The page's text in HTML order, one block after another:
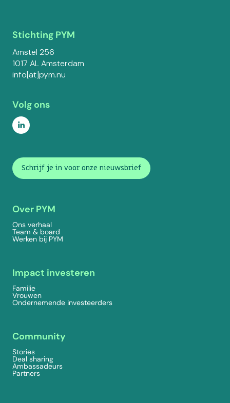
Stichting PYM
Amstel 256
1017 AL Amsterdam
info[at]pym.nu
Volg ons
Schrijf je in voor onze nieuwsbrief
Over PYM
Ons verhaal
Team & board
Werken bij PYM
Impact investeren
Familie
Vrouwen
Ondernemende investeerders
Community
Stories
Deal sharing
Ambassadeurs
Partners